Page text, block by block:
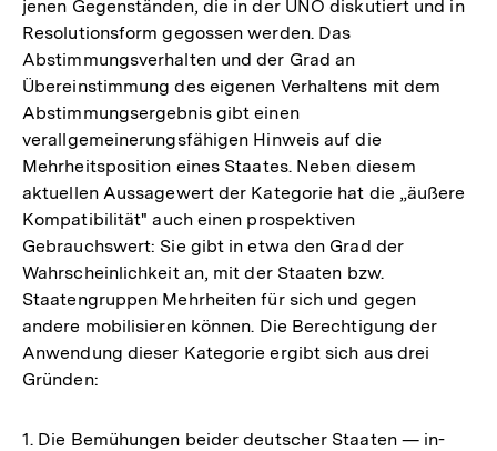
jenen Gegenständen, die in der UNO diskutiert und in
Resolutionsform gegossen werden. Das
Abstimmungsverhalten und der Grad an
Übereinstimmung des eigenen Verhaltens mit dem
Abstimmungsergebnis gibt einen
verallgemeinerungsfähigen Hinweis auf die
Mehrheitsposition eines Staates. Neben diesem
aktuellen Aussagewert der Kategorie hat die „äußere
Kompatibilität" auch einen prospektiven
Gebrauchswert: Sie gibt in etwa den Grad der
Wahrscheinlichkeit an, mit der Staaten bzw.
Staatengruppen Mehrheiten für sich und gegen
andere mobilisieren können. Die Berechtigung der
Anwendung dieser Kategorie ergibt sich aus drei
Gründen:
1. Die Bemühungen beider deutscher Staaten — in-